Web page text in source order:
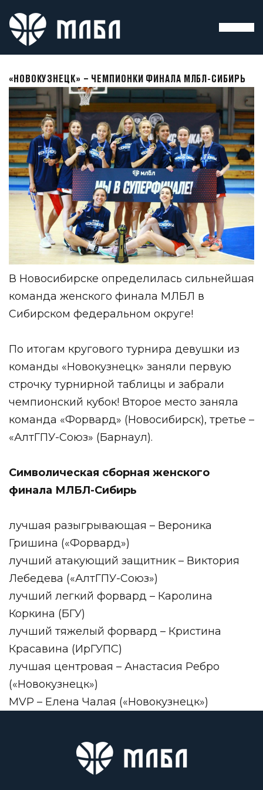
«НОВОКУЗНЕЦК» – ЧЕМПИОНКИ ФИНАЛА МЛБЛ-СИБИРЬ
В Новосибирске определилась сильнейшая
команда женского финала МЛБЛ в
Сибирском федеральном округе!
По итогам кругового турнира девушки из
команды «Новокузнецк» заняли первую
строчку турнирной таблицы и забрали
чемпионский кубок! Второе место заняла
команда «Форвард» (Новосибирск), третье –
«АлтГПУ-Союз» (Барнаул).
Символическая сборная женского
финала МЛБЛ-Сибирь
лучшая разыгрывающая – Вероника
Гришина («Форвард»)
лучший атакующий защитник – Виктория
Лебедева («АлтГПУ-Союз»)
лучший легкий форвард – Каролина
Коркина (БГУ)
лучший тяжелый форвард – Кристина
Красавина (ИрГУПС)
лучшая центровая – Анастасия Ребро
(«Новокузнецк»)
MVP – Елена Чалая («Новокузнецк»)